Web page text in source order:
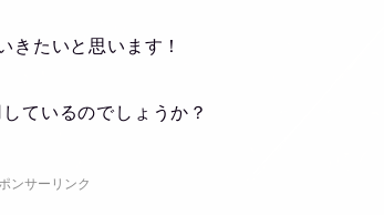
きたいと思います！
ているのでしょうか？
ンサーリンク